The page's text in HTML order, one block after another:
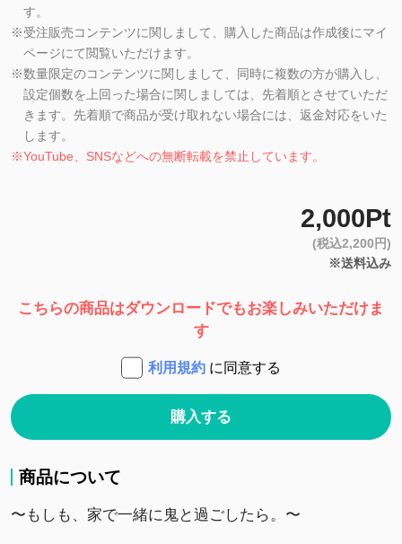
す。
※受注販売コンテンツに関しまして、購入した商品は作成後にマイ
ページにて閲覧いただけます。
※数量限定のコンテンツに関しまして、同時に複数の方が購入し、
設定個数を上回った場合に関しましては、先着順とさせていただ
きます。先着順で商品が受け取れない場合には、返金対応をいた
します。
※YouTube、SNSなどへの無断転載を禁止しています。
2,000Pt
(税込2,200円)
※送料込み
こちらの商品はダウンロードでもお楽しみいただけま
す
利用規約 に同意する
購入する
商品について
〜もしも、家で一緒に鬼と過ごしたら。〜